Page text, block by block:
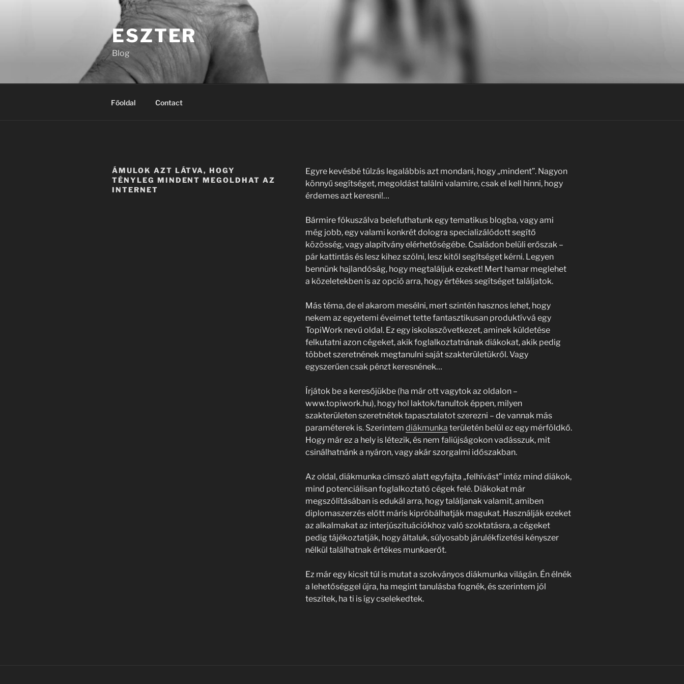
ESZTER
Blog
Főoldal Contact
ÁMULOK AZT LÁTVA, HOGY
TÉNYLEG MINDENT MEGOLDHAT AZ
INTERNET
Egyre kevésbé túlzás legalábbis azt mondani, hogy „mindent”. Nagyon
könnyű segítséget, megoldást találni valamire, csak el kell hinni, hogy
érdemes azt keresni!…
Bármire fókuszálva belefuthatunk egy tematikus blogba, vagy ami
még jobb, egy valami konkrét dologra specializálódott segítő
közösség, vagy alapítvány elérhetőségébe. Családon belüli erőszak –
pár kattintás és lesz kihez szólni, lesz kitől segítséget kérni. Legyen
bennünk hajlandóság, hogy megtaláljuk ezeket! Mert hamar meglehet
a közeletekben is az opció arra, hogy értékes segítséget találjatok.
Más téma, de el akarom mesélni, mert szintén hasznos lehet, hogy
nekem az egyetemi éveimet tette fantasztikusan produktívvá egy
TopiWork nevű oldal. Ez egy iskolaszövetkezet, aminek küldetése
felkutatni azon cégeket, akik foglalkoztatnának diákokat, akik pedig
többet szeretnének megtanulni saját szakterületükről. Vagy
egyszerűen csak pénzt keresnének…
Írjátok be a keresőjükbe (ha már ott vagytok az oldalon –
www.topiwork.hu), hogy hol laktok/tanultok éppen, milyen
szakterületen szeretnétek tapasztalatot szerezni – de vannak más
paraméterek is. Szerintem diákmunka területén belül ez egy mérföldkő.
Hogy már ez a hely is létezik, és nem faliújságokon vadásszuk, mit
csinálhatnánk a nyáron, vagy akár szorgalmi időszakban.
Az oldal, diákmunka címszó alatt egyfajta „felhívást” intéz mind diákok,
mind potenciálisan foglalkoztató cégek felé. Diákokat már
megszólításában is edukál arra, hogy találjanak valamit, amiben
diplomaszerzés előtt máris kipróbálhatják magukat. Használják ezeket
az alkalmakat az interjúszituációkhoz való szoktatásra, a cégeket
pedig tájékoztatják, hogy általuk, súlyosabb járulékfizetési kényszer
nélkül találhatnak értékes munkaerőt.
Ez már egy kicsit túl is mutat a szokványos diákmunka világán. Én élnék
a lehetőséggel újra, ha megint tanulásba fognék, és szerintem jól
teszitek, ha ti is így cselekedtek.